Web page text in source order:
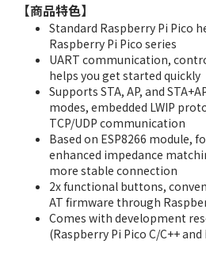
【商品特色】
Standard Raspberry Pi Pico
Raspberry Pi Pico series
UART communication,
helps you get started quickly
Supports STA, AP, and
modes, embedded LWIP
TCP/UDP communication
Based on ESP8266 module,
enhanced impedance
more stable connection
2x functional buttons,
AT firmware through
Comes with development
(Raspberry Pi Pico C/C++